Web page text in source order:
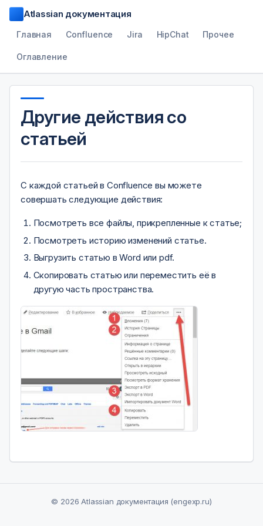
Atlassian документация
Главная Confluence Jira HipChat Прочее
Оглавление
Другие действия со
статьей
С каждой статьей в Confluence вы можете
совершать следующие действия:
Посмотреть все файлы, прикрепленные к статье;
Посмотреть историю изменений статье.
Выгрузить статью в Word или pdf.
Скопировать статью или переместить её в
другую часть пространства.
© 2026 Atlassian документация (engexp.ru)